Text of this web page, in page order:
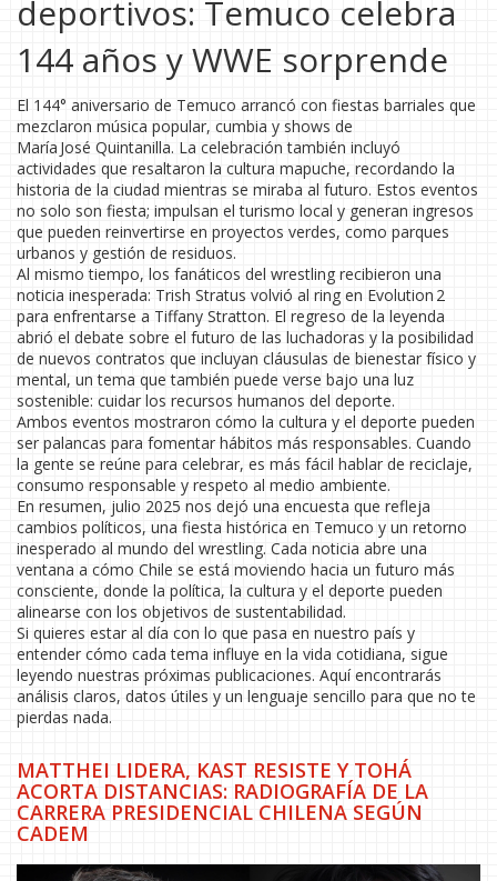
deportivos: Temuco celebra
144 años y WWE sorprende
El 144° aniversario de Temuco arrancó con fiestas barriales que
mezclaron música popular, cumbia y shows de
María José Quintanilla. La celebración también incluyó
actividades que resaltaron la cultura mapuche, recordando la
historia de la ciudad mientras se miraba al futuro. Estos eventos
no solo son fiesta; impulsan el turismo local y generan ingresos
que pueden reinvertirse en proyectos verdes, como parques
urbanos y gestión de residuos.
Al mismo tiempo, los fanáticos del wrestling recibieron una
noticia inesperada: Trish Stratus volvió al ring en Evolution 2
para enfrentarse a Tiffany Stratton. El regreso de la leyenda
abrió el debate sobre el futuro de las luchadoras y la posibilidad
de nuevos contratos que incluyan cláusulas de bienestar físico y
mental, un tema que también puede verse bajo una luz
sostenible: cuidar los recursos humanos del deporte.
Ambos eventos mostraron cómo la cultura y el deporte pueden
ser palancas para fomentar hábitos más responsables. Cuando
la gente se reúne para celebrar, es más fácil hablar de reciclaje,
consumo responsable y respeto al medio ambiente.
En resumen, julio 2025 nos dejó una encuesta que refleja
cambios políticos, una fiesta histórica en Temuco y un retorno
inesperado al mundo del wrestling. Cada noticia abre una
ventana a cómo Chile se está moviendo hacia un futuro más
consciente, donde la política, la cultura y el deporte pueden
alinearse con los objetivos de sustentabilidad.
Si quieres estar al día con lo que pasa en nuestro país y
entender cómo cada tema influye en la vida cotidiana, sigue
leyendo nuestras próximas publicaciones. Aquí encontrarás
análisis claros, datos útiles y un lenguaje sencillo para que no te
pierdas nada.
MATTHEI LIDERA, KAST RESISTE Y TOHÁ
ACORTA DISTANCIAS: RADIOGRAFÍA DE LA
CARRERA PRESIDENCIAL CHILENA SEGÚN
CADEM